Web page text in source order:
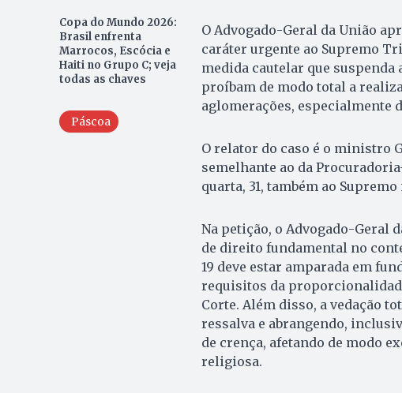
Copa do Mundo 2026:
Brasil enfrenta
Marrocos, Escócia e
Haiti no Grupo C; veja
todas as chaves
Páscoa
O Advogado-Geral da União
caráter urgente ao Supremo
medida cautelar que
proíbam de modo total a
aglomerações, especialmente
O relator do caso é o ministro
semelhante ao da
quarta, 31, também ao
Na petição, o Advogado-Geral
de direito fundamental no
19 deve estar amparada em
requisitos da
Corte. Além disso, a vedação
ressalva e abrangendo,
de crença, afetando de modo
religiosa.